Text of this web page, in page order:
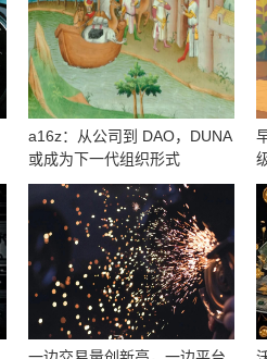
a16z：从公司到 DAO，DUNA
或成为下一代组织形式